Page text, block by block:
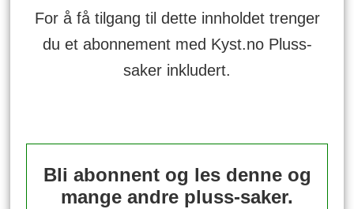
For å få tilgang til dette innholdet trenger
du et abonnement med Kyst.no Pluss-
saker inkludert.
Bli abonnent og les denne og
mange andre pluss-saker.